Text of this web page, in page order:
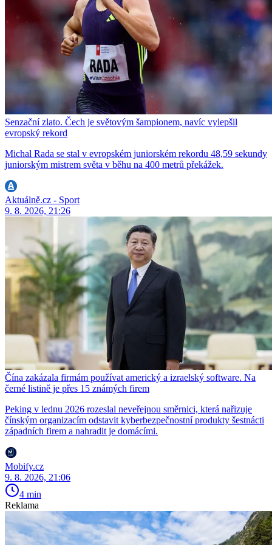
Senzační zlato. Čech je světovým šampionem, navíc vylepšil
evropský rekord
Michal Rada se stal v evropském juniorském rekordu 48,59 sekundy
juniorským mistrem světa v běhu na 400 metrů překážek.
Aktuálně.cz - Sport
9. 8. 2026, 21:26
Čína zakázala firmám používat americký a izraelský software. Na
černé listině je přes 15 známých firem
Peking v lednu 2026 rozeslal neveřejnou směrnici, která nařizuje
čínským organizacím odstavit kyberbezpečnostní produkty šestnácti
západních firem a nahradit je domácími.
Mobify.cz
9. 8. 2026, 21:06
4 min
Reklama